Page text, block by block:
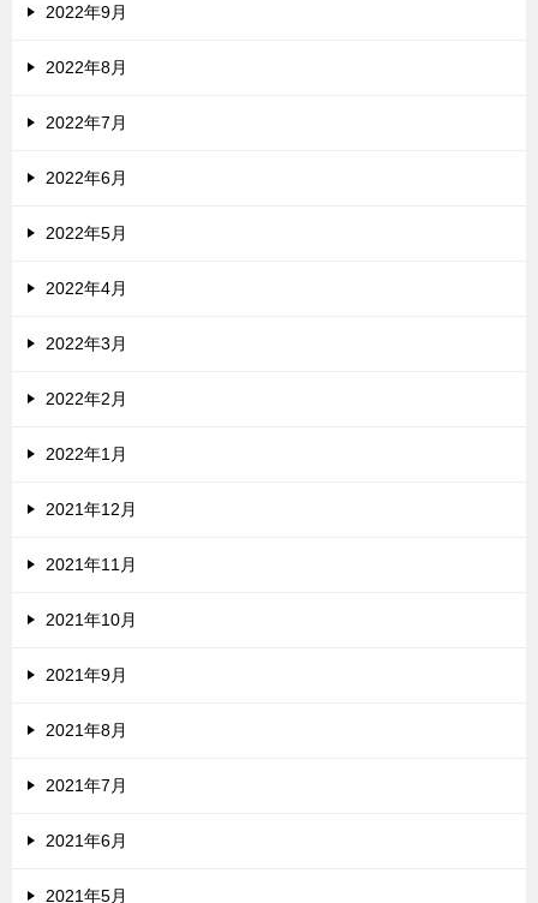
2022年9月
2022年8月
2022年7月
2022年6月
2022年5月
2022年4月
2022年3月
2022年2月
2022年1月
2021年12月
2021年11月
2021年10月
2021年9月
2021年8月
2021年7月
2021年6月
2021年5月